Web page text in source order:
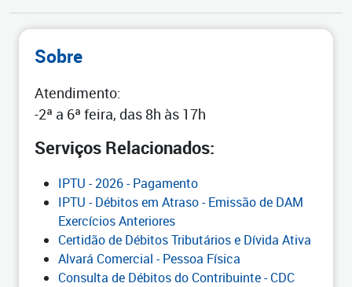
Sobre
Atendimento:
-2ª a 6ª feira, das 8h às 17h
Serviços Relacionados:
IPTU - 2026 - Pagamento
IPTU - Débitos em Atraso - Emissão de DAM
Exercícios Anteriores
Certidão de Débitos Tributários e Dívida Ativa
Alvará Comercial - Pessoa Física
Consulta de Débitos do Contribuinte - CDC